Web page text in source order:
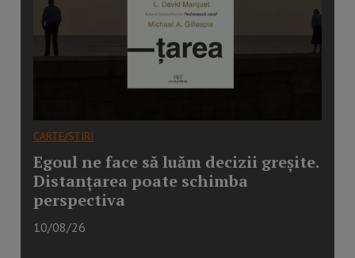
CARTE/ȘTIRI
Egoul ne face să luăm decizii greșite.
Distanțarea poate schimba
perspectiva
10/08/26